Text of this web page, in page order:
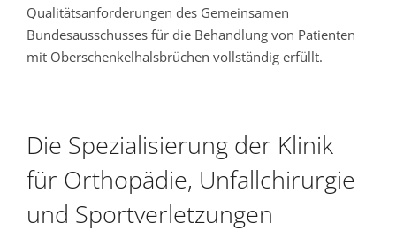
Qualitätsanforderungen des Gemeinsamen
Bundesausschusses für die Behandlung von Patienten
mit Oberschenkelhalsbrüchen vollständig erfüllt.
Die Spezialisierung der Klinik
für Orthopädie, Unfallchirurgie
und Sportverletzungen